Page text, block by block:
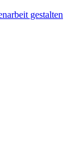
gestalten